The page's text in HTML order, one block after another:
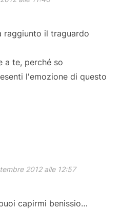
raggiunto il traguardo
a te, perché so
l'emozione di questo
2012 alle 12:57
capirmi benissio…